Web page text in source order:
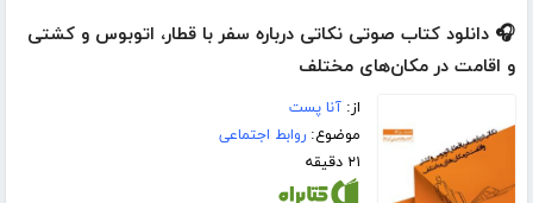
🎧 دانلود کتاب صوتی نکاتی درباره سفر با قطار، اتوبوس و کشتی
و اقامت در مکان‌های مختلف
از:آنا پست
موضوع:روابط اجتماعی
۲۱ دقیقه